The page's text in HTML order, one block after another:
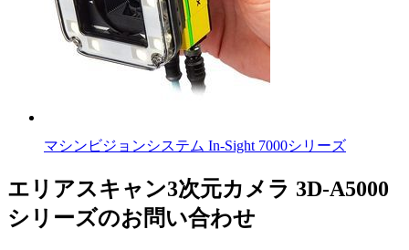
マシンビジョンシステム In-Sight 7000シリーズ
エリアスキャン3次元カメラ 3D-A5000
シリーズのお問い合わせ